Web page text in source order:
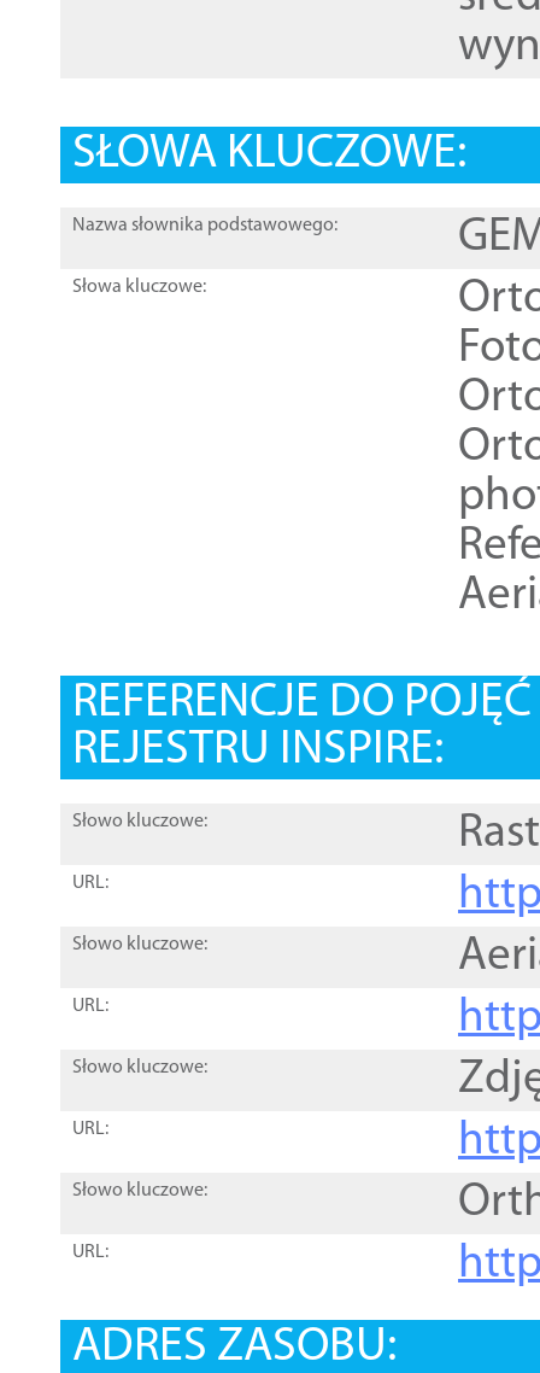
SŁOWA KLUCZOWE:
Nazwa słownika podstawowego:
Słowa kluczowe:
REFERENCJE DO
REJESTRU INSPIRE:
Słowo kluczowe:
URL:
Słowo kluczowe:
URL:
Słowo kluczowe:
URL:
Słowo kluczowe:
URL:
ADRES ZASOBU: